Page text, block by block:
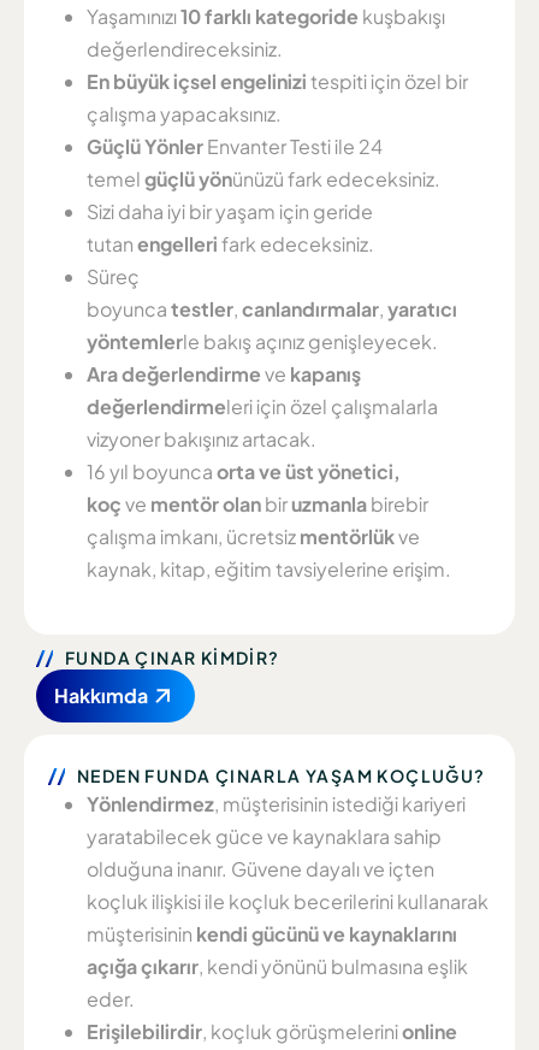
Yaşamınızı10 farklı kategoride kuşbakışı
değerlendireceksiniz.
En büyük içsel engelinizitespiti için özel bir
çalışma yapacaksınız.
Güçlü YönlerEnvanter Testi ile 24
temelgüçlü yönünüzü fark edeceksiniz.
Sizi daha iyi bir yaşam için geride
tutanengellerifark edeceksiniz.
Süreç
boyuncatestler,canlandırmalar,yaratıcı
yöntemlerle bakış açınız genişleyecek.
Ara değerlendirmeve kapanış
değerlendirmeleri için özel çalışmalarla
vizyoner bakışınız artacak.
16 yıl boyuncaorta ve üst yönetici,
koçve mentör olanbiruzmanlabirebir
çalışma imkanı, ücretsizmentörlükve
kaynak, kitap, eğitim tavsiyelerine erişim.
FUNDA ÇINAR KİMDİR?
Hakkımda
NEDEN FUNDA ÇINARLA YAŞAM KOÇLUĞU?
Yönlendirmez, müşterisinin istediği kariyeri
yaratabilecek güce ve kaynaklara sahip
olduğuna inanır. Güvene dayalı ve içten
koçluk ilişkisi ile koçluk becerilerini kullanarak
müşterisinin kendi gücünü ve kaynaklarını
açığa çıkarır, kendi yönünü bulmasına eşlik
eder.
Erişilebilirdir, koçluk görüşmelerinionline